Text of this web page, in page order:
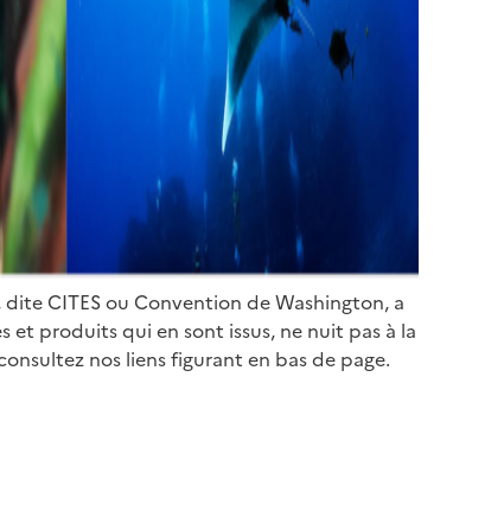
CITES ou Convention de Washington, a
produits qui en sont issus, ne nuit pas à la
nos liens figurant en bas de page.